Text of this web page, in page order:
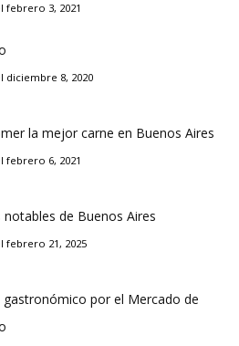
febrero 3, 2021
diciembre 8, 2020
la mejor carne en Buenos Aires
febrero 6, 2021
notables de Buenos Aires
febrero 21, 2025
gastronómico por el Mercado de